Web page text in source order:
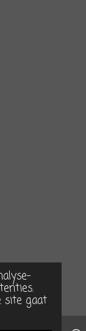
site gaat